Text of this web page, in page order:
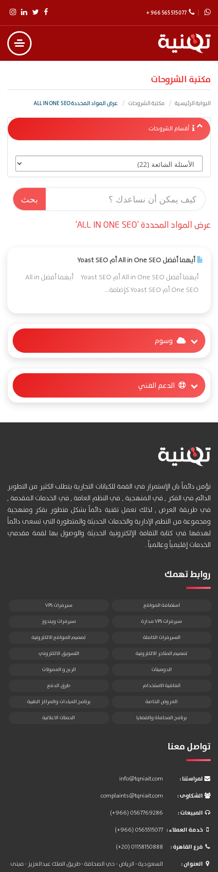
+ 966 565 515 077
مكتبة الشروحات
البوابة الرئيسية مكتبة الشروحات عرض المواد المحددة ALL IN ONE SEO
أقسام الشروحات
عرض المواد المحددة 'ALL IN ONE SEO'
أيهما أفضل All in One SEO أم Yoast SEO
أيهما أفضل All in One SEO أم Yoast SEO أيهما أفضل All in
One SEO أم Yoast SEO كإضافة...
وسوم
الدعم الفني
نؤمن دائماً بان الإستمرار في القمة للكيانات التجارية يتطلب الكثير من التطوير
الدائم في الفكر , في المنهجية , في النظم العامة , في الخدمات المقدمة ,
في طريقة العرض , لذلك تعمل تقنية دائماً بشكل متطور بفكر ومنهجية
ومجموعة من النظم الإدارية والخدمات الحديثة والمتطورة التي تسعى دائماً
لهدفها في كتابة الثقافة الإلكترونية الحديثة والوصول بها لقمة مقدمي
الخدمات إقليمياً وعالمياً .
روابط تهمك
استضافة المواقع سيرفرات VPS
سيرفرات VPS مدارة سيرفرات ويندوز
السيرفرات الكاملة تصميم المواقع الالكترونية
تصميم المتاجر الالكترونية التسويق الالكتروني
الدومينات الربح و العمولات
اتفاقية الاستخدام طرق الدفع
العروض الخاصة برنامج العيادات والمراكز الطبية
برنامج المحاماة والقضايا الحملات الاعلانية
تواصل معنا
: لمراستنا
info@tqniait.com
: الشكاوى
complaints@tqniait.com
: المبيعات
(+966) 0567769286
: خدمة العملاء
(+966) 0565515077
: فرع القاهرة
(+20) 01158150888
: العنوان
السعودية - الرياض - حي الصحافة - طريق الملك عبدالعزيز - مبنى